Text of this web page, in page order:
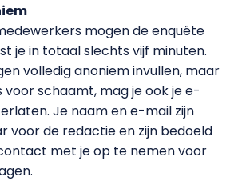
mogen de enquête
je in totaal slechts vijf minuten.
volledig anoniem invullen, maar
voor schaamt, mag je ook je e-
Je naam en e-mail zijn
voor de redactie en zijn bedoeld
met je op te nemen voor